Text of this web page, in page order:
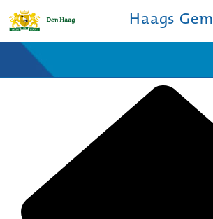
Haags
Bronnen en collecties